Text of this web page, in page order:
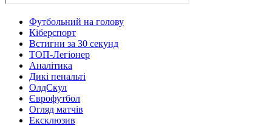
Футбольний на голову
Кіберспорт
Встигни за 30 секунд
ТОП-Легіонер
Аналітика
Дикі пенальті
ОлдСкул
Єврофутбол
Огляд матчів
Ексклюзив